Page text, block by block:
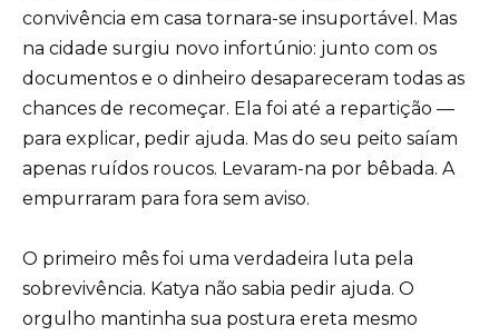
convivência em casa tornara-se insuportável. Mas
na cidade surgiu novo infortúnio: junto com os
documentos e o dinheiro desapareceram todas as
chances de recomeçar. Ela foi até a repartição —
para explicar, pedir ajuda. Mas do seu peito saíam
apenas ruídos roucos. Levaram-na por bêbada. A
empurraram para fora sem aviso.
O primeiro mês foi uma verdadeira luta pela
sobrevivência. Katya não sabia pedir ajuda. O
orgulho mantinha sua postura ereta mesmo